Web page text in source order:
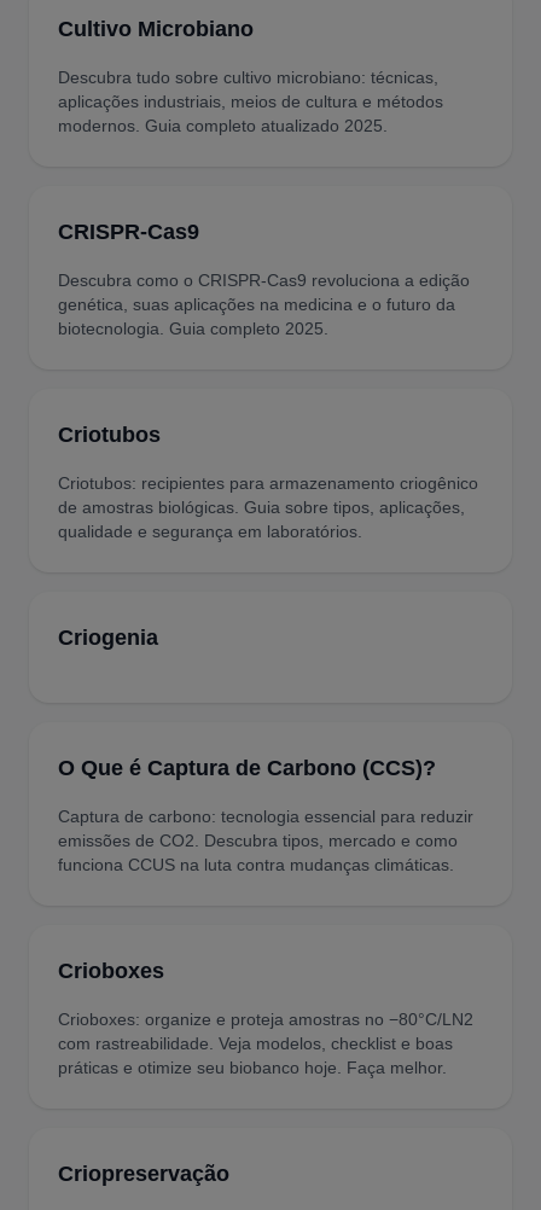
Cultivo Microbiano
Descubra tudo sobre cultivo microbiano: técnicas,
aplicações industriais, meios de cultura e métodos
modernos. Guia completo atualizado 2025.
CRISPR-Cas9
Descubra como o CRISPR-Cas9 revoluciona a edição
genética, suas aplicações na medicina e o futuro da
biotecnologia. Guia completo 2025.
Criotubos
Criotubos: recipientes para armazenamento criogênico
de amostras biológicas. Guia sobre tipos, aplicações,
qualidade e segurança em laboratórios.
Criogenia
O Que é Captura de Carbono (CCS)?
Captura de carbono: tecnologia essencial para reduzir
emissões de CO2. Descubra tipos, mercado e como
funciona CCUS na luta contra mudanças climáticas.
Crioboxes
Crioboxes: organize e proteja amostras no −80°C/LN2
com rastreabilidade. Veja modelos, checklist e boas
práticas e otimize seu biobanco hoje. Faça melhor.
Criopreservação